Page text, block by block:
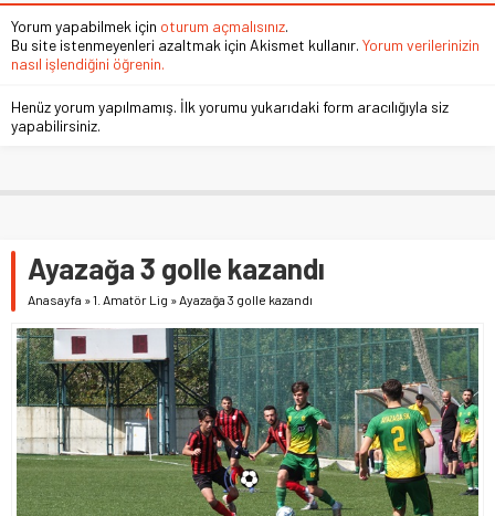
Yorum yapabilmek için oturum açmalısınız.
Bu site istenmeyenleri azaltmak için Akismet kullanır. Yorum verilerinizin
nasıl işlendiğini öğrenin.
Henüz yorum yapılmamış. İlk yorumu yukarıdaki form aracılığıyla siz
yapabilirsiniz.
Ayazağa 3 golle kazandı
Anasayfa »1. Amatör Lig »Ayazağa 3 golle kazandı